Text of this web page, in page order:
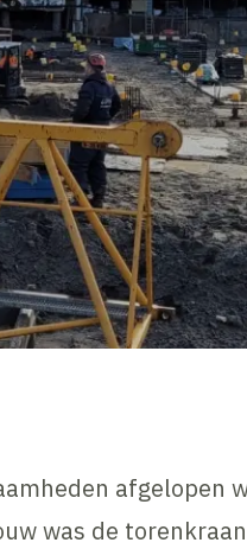
afgelopen
was de